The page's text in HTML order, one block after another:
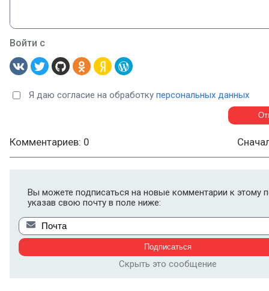
Войти с
Я даю согласие на обработку персональных данных
Комментариев: 0
Вы можете подписаться на новые комментарии к этому
указав свою почту в поле ниже:
Скрыть это сообщение